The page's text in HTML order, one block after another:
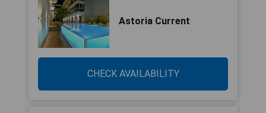
Astoria Current
CHECK AVAILABILITY